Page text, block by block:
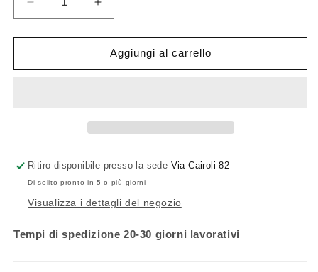
Diminuisci
quantità
per
Applique
Aumenta
quantità
per
Nemo
Applique
Aggiungi al carrello
Ritiro disponibile presso la sede Via Cairoli 82
Di solito pronto in 5 o più giorni
Visualizza i dettagli del negozio
Tempi di spedizione 20-30 giorni lavorativi